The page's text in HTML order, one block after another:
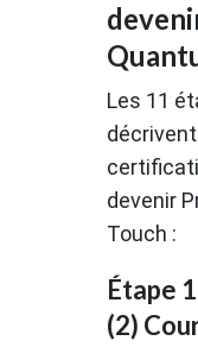
Les 11
devenir
Touch :
Étape
(2)